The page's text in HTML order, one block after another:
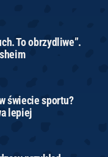
To obrzydliwe”.
świecie sportu?
lepiej